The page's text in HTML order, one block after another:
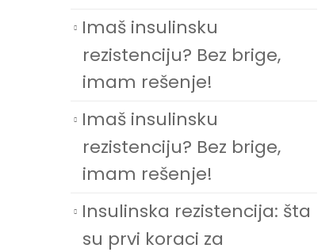
Imaš insulinsku
rezistenciju? Bez brige,
imam rešenje!
Imaš insulinsku
rezistenciju? Bez brige,
imam rešenje!
Insulinska rezistencija: šta
su prvi koraci za